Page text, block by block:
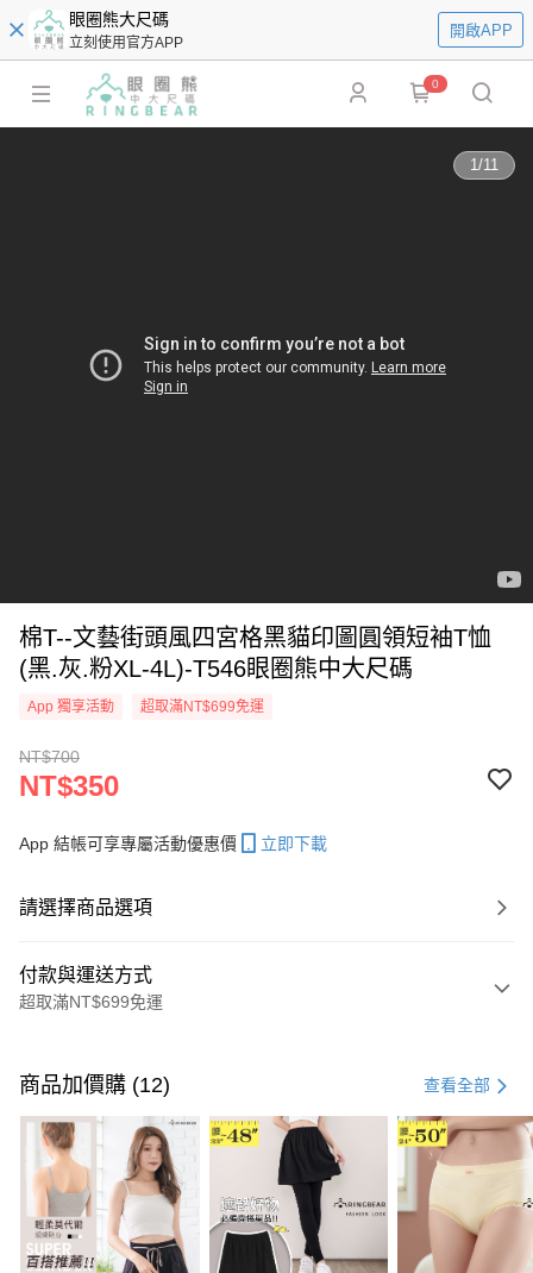
眼圈熊大尺碼
立刻使用官方APP
開啟APP
0
1/11
棉T--文藝街頭風四宮格黑貓印圖圓領短袖T恤
(黑.灰.粉XL-4L)-T546眼圈熊中大尺碼
App 獨享活動 超取滿NT$699免運
NT$700
NT$350
App 結帳可享專屬活動優惠價 立即下載
請選擇商品選項
付款與運送方式
超取滿NT$699免運
信用卡一次付款
超商取貨付款
LINE Pay
Apple Pay
街口支付
商品加價購 (12) 查看全部